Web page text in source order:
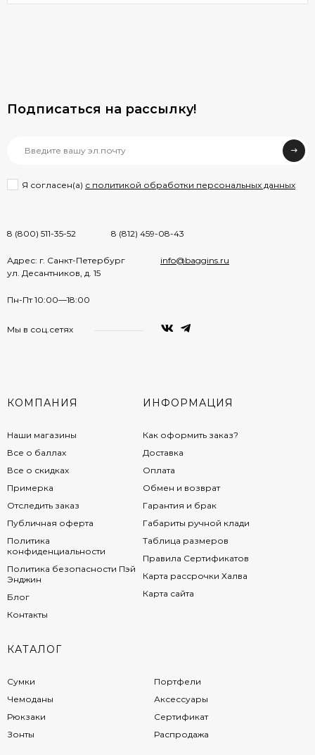
Подписаться на рассылкy!
Я согласен(a) с политикой обработки персональных данных
8 (800) 511-35-52 8 (812) 459-08-43
Адрес: г. Санкт-Петербург
ул. Десантников, д. 15
info@baggins.ru
Пн-Пт 10:00—18:00
Мы в соц.сетях
КОМПАНИЯ
Наши магазины
Все о баллах
Все о скидках
Примерка
Отследить заказ
Публичная оферта
Политика
конфиденциальности
Политика безопасности Пэй
Энджин
Блог
Контакты
ИНФОРМАЦИЯ
Как оформить заказ?
Доставка
Оплата
Обмен и возврат
Гарантия и брак
Габариты ручной клади
Таблица размеров
Правила Сертификатов
Карта рассрочки Халва
Карта сайта
КАТАЛОГ
Сумки
Чемоданы
Рюкзаки
Зонты
Портфели
Аксессуары
Сертификат
Распродажа